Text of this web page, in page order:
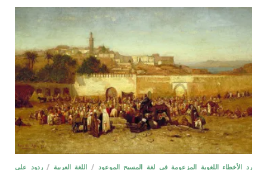
رد الأخطاء اللغوية المزعومة في لغة المسيح الموعود / اللغة العربية /ردود على